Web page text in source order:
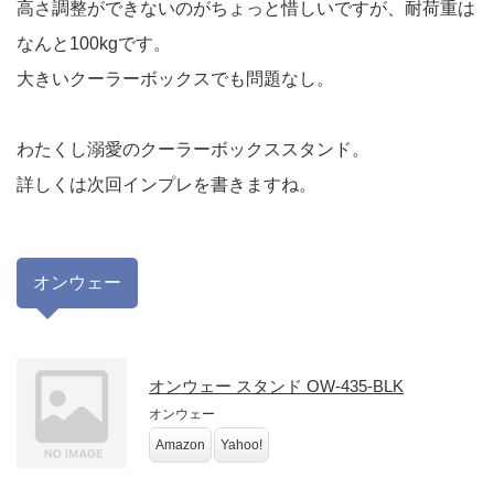
高さ調整ができないのがちょっと惜しいですが、耐荷重は
なんと100kgです。
大きいクーラーボックスでも問題なし。
わたくし溺愛のクーラーボックススタンド。
詳しくは次回インプレを書きますね。
オンウェー
オンウェー スタンド OW-435-BLK
オンウェー
Amazon
Yahoo!